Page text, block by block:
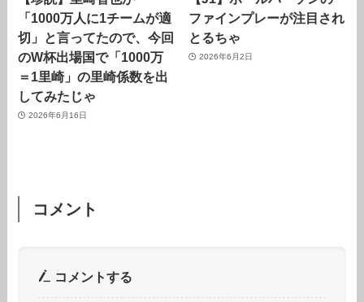
「1000万人に1チームが適
切」と言ってたので、今回
のW杯出場国で「1000万
＝1里崎」の里崎係数を出
してみたじゃ
2026年6月16日
ファインプレーが注目され
とるちゃ
2026年6月2日
コメント
コメントする